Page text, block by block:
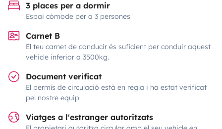
3 places per a dormir
Espai còmode per a 3 persones
Carnet B
El teu carnet de conducir és suficient per conduir aquest
vehicle inferior a 3500kg.
Document verificat
El permís de circulació està en regla i ha estat verificat
pel nostre equip
Viatges a l'estranger autoritzats